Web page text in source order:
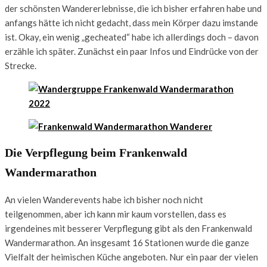
der schönsten Wandererlebnisse, die ich bisher erfahren habe und
anfangs hätte ich nicht gedacht, dass mein Körper dazu imstande
ist. Okay, ein wenig „gecheated“ habe ich allerdings doch – davon
erzähle ich später. Zunächst ein paar Infos und Eindrücke von der
Strecke.
Die Verpflegung beim Frankenwald
Wandermarathon
An vielen Wanderevents habe ich bisher noch nicht
teilgenommen, aber ich kann mir kaum vorstellen, dass es
irgendeines mit besserer Verpflegung gibt als den Frankenwald
Wandermarathon. An insgesamt 16 Stationen wurde die ganze
Vielfalt der heimischen Küche angeboten. Nur ein paar der vielen